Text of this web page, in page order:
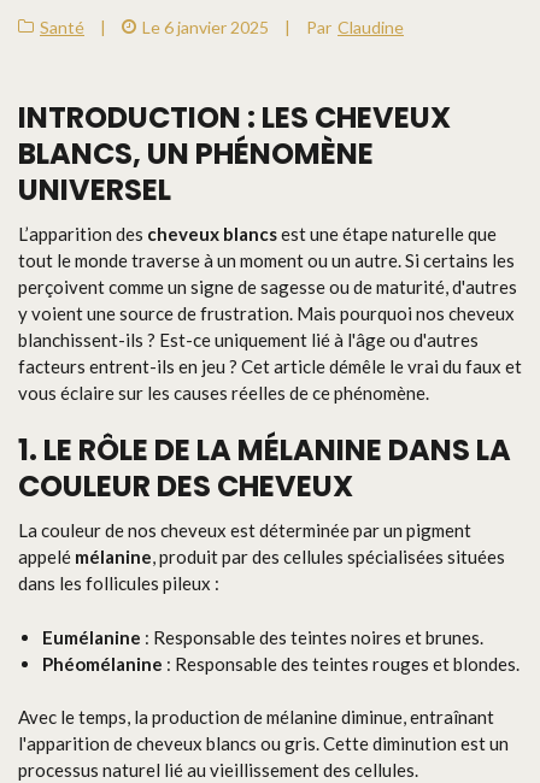
Santé | Le 6 janvier 2025 | Par Claudine
INTRODUCTION : LES CHEVEUX
BLANCS, UN PHÉNOMÈNE
UNIVERSEL
L’apparition des cheveux blancsest une étape naturelle que
tout le monde traverse à un moment ou un autre. Si certains les
perçoivent comme un signe de sagesse ou de maturité, d'autres
y voient une source de frustration. Mais pourquoi nos cheveux
blanchissent-ils ? Est-ce uniquement lié à l'âge ou d'autres
facteurs entrent-ils en jeu ? Cet article démêle le vrai du faux et
vous éclaire sur les causes réelles de ce phénomène.
1. LE RÔLE DE LA MÉLANINE DANS LA
COULEUR DES CHEVEUX
La couleur de nos cheveux est déterminée par un pigment
appelé mélanine, produit par des cellules spécialisées situées
dans les follicules pileux :
Eumélanine : Responsable des teintes noires et brunes.
Phéomélanine : Responsable des teintes rouges et blondes.
Avec le temps, la production de mélanine diminue, entraînant
l'apparition de cheveux blancs ou gris. Cette diminution est un
processus naturel lié au vieillissement des cellules.